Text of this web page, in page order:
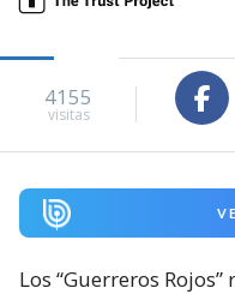
4155
visitas
Los “Guerreros